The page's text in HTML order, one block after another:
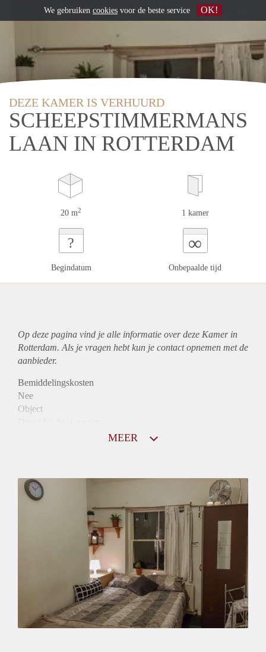
DEZE KAMER IS VERHUURD
SCHEEPSTIMMERMANS
LAAN IN ROTTERDAM
20 m2 1 kamer
?
Begindatum
∞
Onbepaalde tijd
Op deze pagina vind je alle informatie over deze Kamer in
Rotterdam. Als je vragen hebt kun je contact opnemen met de
aanbieder.
Bemiddelingskosten
Nee
Object
Huurtoeslag
Mogelijk
2,8 X Maandhuur Bruto
Onbepaalde termijn
MEER
We gebruiken cookies voor de beste service OK!